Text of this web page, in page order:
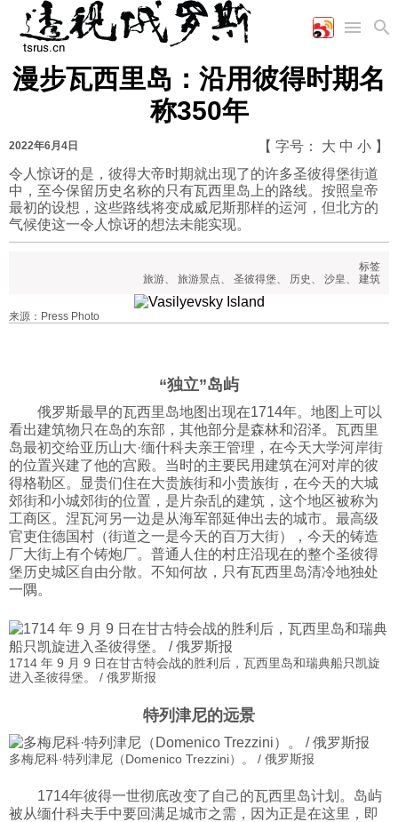
首页
国际
时政
空军
陆军
军事合作
评论
财经
工业
能源
农业
科技
社会
文化
文艺
美食
娱乐
历史
体育
视听
图片新闻
漫画
视频
图表
漫步瓦西里岛：沿用彼得时期名
称350年
2022年6月4日 【 字号： 大 中 小 】
令人惊讶的是，彼得大帝时期就出现了的许多圣彼得堡街道
中，至今保留历史名称的只有瓦西里岛上的路线。按照皇帝
最初的设想，这些路线将变成威尼斯那样的运河，但北方的
气候使这一令人惊讶的想法未能实现。
标签
旅游、 旅游景点、 圣彼得堡、 历史 、 沙皇、 建筑
来源：Press Photo
“独立”岛屿
俄罗斯最早的瓦西里岛地图出现在1714年。地图上可以
看出建筑物只在岛的东部，其他部分是森林和沼泽。瓦西里
岛最初交给亚历山大·缅什科夫亲王管理，在今天大学河岸街
的位置兴建了他的宫殿。当时的主要民用建筑在河对岸的彼
得格勒区。显贵们住在大贵族街和小贵族街，在今天的大城
郊街和小城郊街的位置，是片杂乱的建筑，这个地区被称为
工商区。涅瓦河另一边是从海军部延伸出去的城市。最高级
官吏住德国村（街道之一是今天的百万大街），今天的铸造
厂大街上有个铸炮厂。普通人住的村庄沿现在的整个圣彼得
堡历史城区自由分散。不知何故，只有瓦西里岛清冷地独处
一隅。
1714 年 9 月 9 日在甘古特会战的胜利后，瓦西里岛和瑞典船只凯旋
进入圣彼得堡。 / 俄罗斯报
特列津尼的远景
多梅尼科·特列津尼（Domenico Trezzini）。 / 俄罗斯报
1714年彼得一世彻底改变了自己的瓦西里岛计划。岛屿
被从缅什科夫手中要回满足城市之需，因为正是在这里，即